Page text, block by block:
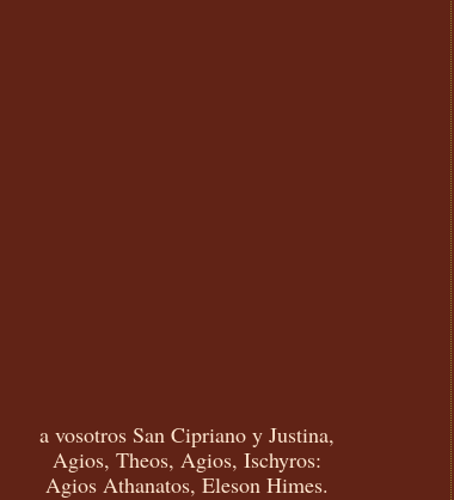
a vosotros San Cipriano y Justina,
Agios, Theos, Agios, Ischyros:
Agios Athanatos, Eleson Himes.